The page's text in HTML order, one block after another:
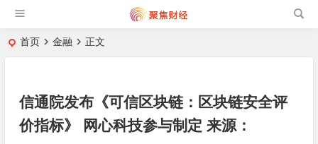
首页 金融 正文
信通院发布《可信区块链：区块链安全评
价指标》 网心科技参与制定 来源：